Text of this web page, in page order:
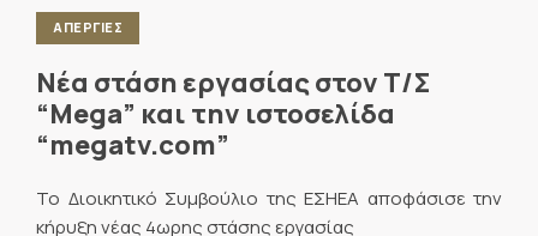
ΑΠΕΡΓΙΕΣ
Νέα στάση εργασίας στον Τ/Σ
“Mega” και την ιστοσελίδα
“megatv.com”
Το Διοικητικό Συμβούλιο της ΕΣΗΕΑ αποφάσισε την
κήρυξη νέας 4ωρης στάσης εργασίας